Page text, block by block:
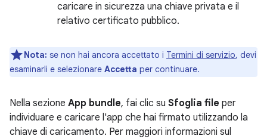
caricare in sicurezza una chiave privata e il
relativo certificato pubblico.
Nota: se non hai ancora accettato i Termini di servizio, devi
esaminarli e selezionare Accetta per continuare.
Nella sezione App bundle, fai clic su Sfoglia file per
individuare e caricare l'app che hai firmato utilizzando la
chiave di caricamento. Per maggiori informazioni sul